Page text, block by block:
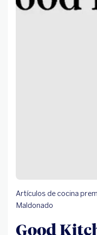
Artículos de cocina
Maldonado
Good